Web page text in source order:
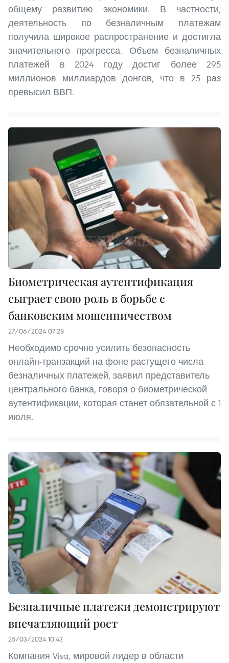
общему развитию экономики. В частности,
деятельность по безналичным платежам
получила широкое распространение и достигла
значительного прогресса. Объем безналичных
платежей в 2024 году достиг более 295
миллионов миллиардов донгов, что в 25 раз
превысил ВВП.
Биометрическая аутентификация
сыграет свою роль в борьбе с
банковским мошенничеством
27/06/2024 07:28
Необходимо срочно усилить безопасность
онлайн-транзакций на фоне растущего числа
безналичных платежей, заявил представитель
центрального банка, говоря о биометрической
аутентификации, которая станет обязательной с 1
июля.
Безналичные платежи демонстрируют
впечатляющий рост
25/03/2024 10:43
Компания Visa, мировой лидер в области